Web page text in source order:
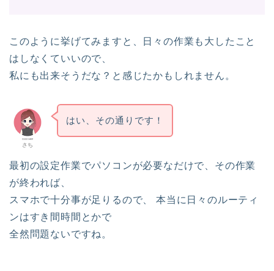
このように挙げてみますと、日々の作業も大したこと
はしなくていいので、
私にも出来そうだな？と感じたかもしれません。
さち
はい、その通りです！
最初の設定作業でパソコンが必要なだけで、その作業
が終われば、
スマホで十分事が足りるので、 本当に日々のルーティ
ンはすき間時間とかで
全然問題ないですね。